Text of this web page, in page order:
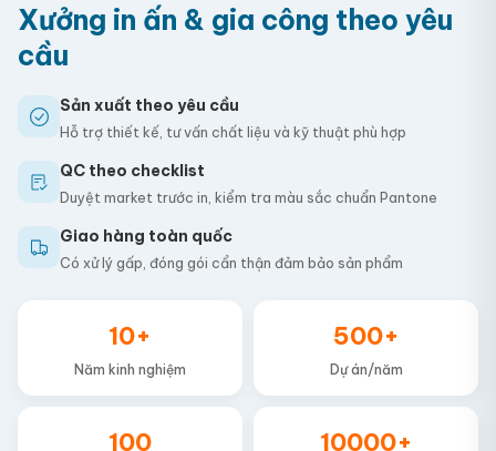
Xưởng in ấn & gia công theo yêu
cầu
Sản xuất theo yêu cầu
Hỗ trợ thiết kế, tư vấn chất liệu và kỹ thuật phù hợp
QC theo checklist
Duyệt market trước in, kiểm tra màu sắc chuẩn Pantone
Giao hàng toàn quốc
Có xử lý gấp, đóng gói cẩn thận đảm bảo sản phẩm
10+
Năm kinh nghiệm
500+
Dự án/năm
100 10000+